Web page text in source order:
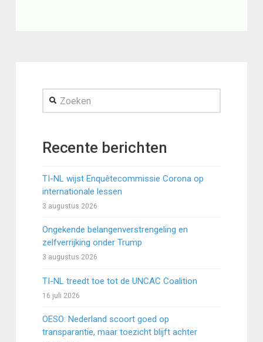
Zoeken
Recente berichten
TI-NL wijst Enquêtecommissie Corona op
internationale lessen
3 augustus 2026
Ongekende belangenverstrengeling en
zelfverrijking onder Trump
3 augustus 2026
TI-NL treedt toe tot de UNCAC Coalition
16 juli 2026
OESO: Nederland scoort goed op
transparantie, maar toezicht blijft achter